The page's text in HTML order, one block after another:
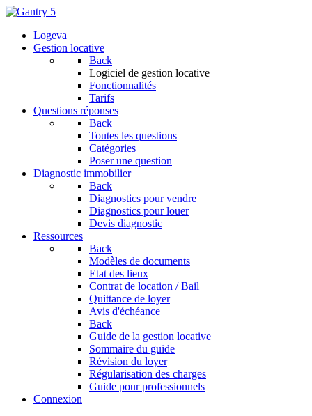
Logeva
Gestion locative
Back
Logiciel de gestion locative
Fonctionnalités
Tarifs
Questions réponses
Back
Toutes les questions
Catégories
Poser une question
Diagnostic immobilier
Back
Diagnostics pour vendre
Diagnostics pour louer
Devis diagnostic
Ressources
Back
Modèles de documents
Etat des lieux
Contrat de location / Bail
Quittance de loyer
Avis d'échéance
Back
Guide de la gestion locative
Sommaire du guide
Révision du loyer
Régularisation des charges
Guide pour professionnels
Connexion